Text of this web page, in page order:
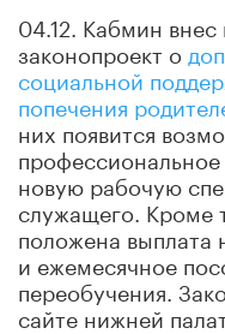
04.12. Кабмин
законопроект о
социальной
попечения
них появится
новую рабочую
служащего. Кроме
положена выплата
и ежемесячное
переобучения.
сайте нижней